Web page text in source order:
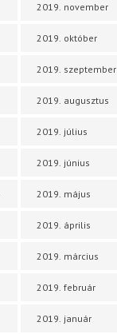
2019. november
2019. október
2019. szeptember
2019. augusztus
2019. július
2019. június
2019. május
2019. április
2019. március
2019. február
2019. január